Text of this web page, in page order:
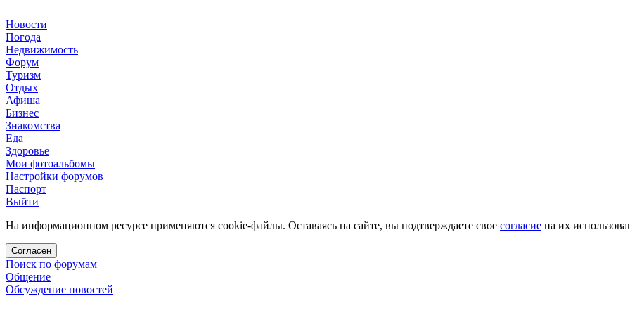
Новости
Погода
Недвижимость
Форум
Туризм
Отдых
Афиша
Бизнес
Знакомства
Еда
Здоровье
Мои фотоальбомы
Настройки форумов
Паспорт
Выйти
На информационном ресурсе применяются cookie-файлы. Оставаясь на сайте, вы подтверждаете свое согласие на их
Согласен
Поиск по форумам
Общение
Обсуждение новостей